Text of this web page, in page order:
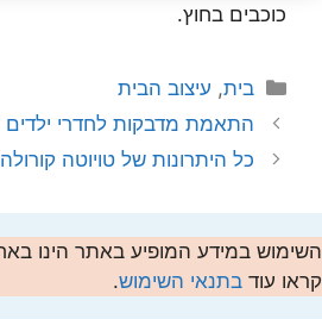
כוכבים בחוץ.
קטגוריות
בית, עיצוב הבית
התאמת מדבקות לחדרי ילדים
כל היתרונות של טויוטה קורולה
השימוש במידע המופיע באתר הינו
קראו עוד בתנאי השימוש.